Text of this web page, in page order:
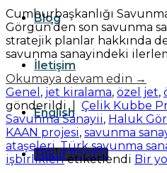
Blog
İletişim
English
Teklif Formu
Cumhurbaşkanlığı
Görgün’den son savunma
stratejik planlar hakkında
savunma sanayindeki
Okumaya devam edin →
Genel , jet kiralama, özel jet,
gönderildi| Çelik Kubbe
Savunma Sanayii, Haluk
KAAN projesi, savunma
ataşeleri,Türk savunma
işbirliklerietiketlendi Bir